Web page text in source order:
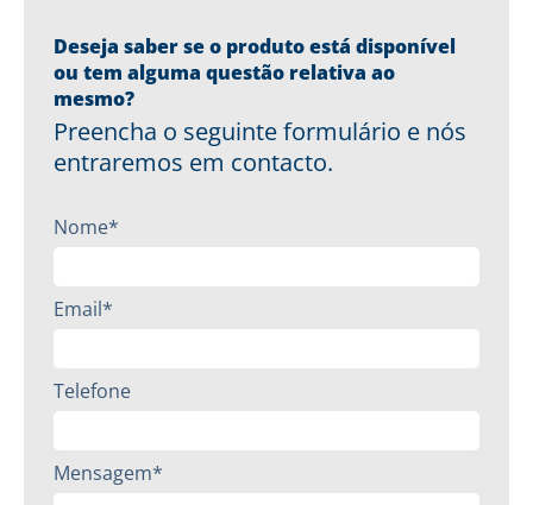
Deseja saber se o produto está disponível
ou tem alguma questão relativa ao
mesmo?
Preencha o seguinte formulário e nós
entraremos em contacto.
Nome*
Email*
Telefone
Mensagem*